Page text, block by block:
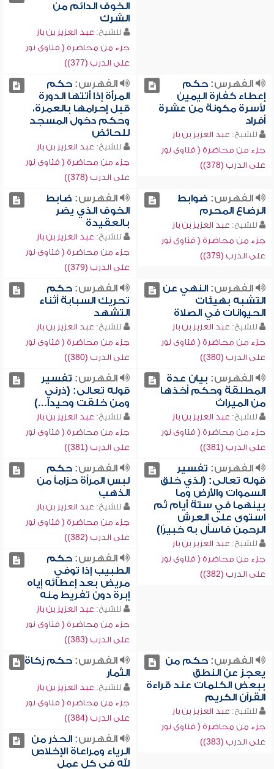
الخوف الدائم من
الشرك
للشيخ: عبد العزيز بن باز
جزء من محاضرة ( فتاوى نور
على الدرب (377))
الفهرس:حكم
إعطاء كفارة اليمين
لأسرة مكونة من عشرة
أفراد
للشيخ: عبد العزيز بن باز
جزء من محاضرة ( فتاوى نور
على الدرب (378))
الفهرس:حكم
المرأة إذا أتتها الدورة
قبل إحرامها بالعمرة،
وحكم دخول المسجد
للحائض
للشيخ: عبد العزيز بن باز
جزء من محاضرة ( فتاوى نور
على الدرب (378))
الفهرس: ضوابط
الرضاع المحرم
للشيخ: عبد العزيز بن باز
جزء من محاضرة ( فتاوى نور
على الدرب (379))
الفهرس: ضابط
الخوف الذي يضر
بالعقيدة
للشيخ: عبد العزيز بن باز
جزء من محاضرة ( فتاوى نور
على الدرب (379))
الفهرس:النهي عن
التشبه بهيئات
الحيوانات في الصلاة
للشيخ: عبد العزيز بن باز
جزء من محاضرة ( فتاوى نور
على الدرب (380))
الفهرس:حكم
تحريك السبابة أثناء
التشهد
للشيخ: عبد العزيز بن باز
جزء من محاضرة ( فتاوى نور
على الدرب (380))
الفهرس: بيان عدة
المطلقة وحكم أخذها
من الميراث
للشيخ: عبد العزيز بن باز
جزء من محاضرة ( فتاوى نور
على الدرب (381))
الفهرس: تفسير
قوله تعالى: (ذرني
ومن خلقت وحيداً...)
للشيخ: عبد العزيز بن باز
جزء من محاضرة ( فتاوى نور
على الدرب (381))
الفهرس: تفسير
قوله تعالى: (لذي خلق
السموات والأرض وما
بينهما في ستة أيام ثم
استوى على العرش
الرحمن فاسأل به خبيرًا)
للشيخ: عبد العزيز بن باز
جزء من محاضرة ( فتاوى نور
على الدرب (382))
الفهرس:حكم
لبس المرأة حزاماً من
الذهب
للشيخ: عبد العزيز بن باز
جزء من محاضرة ( فتاوى نور
على الدرب (382))
الفهرس:حكم
الطبيب إذا توفي
مريض بعد إعطائه إياه
إبرة دون تفريط منه
للشيخ: عبد العزيز بن باز
جزء من محاضرة ( فتاوى نور
على الدرب (383))
الفهرس:حكم من
يعجز عن النطق
ببعض الكلمات عند قراءة
القرآن الكريم
للشيخ: عبد العزيز بن باز
جزء من محاضرة ( فتاوى نور
على الدرب (383))
الفهرس:حكم زكاة
الثمار
للشيخ: عبد العزيز بن باز
جزء من محاضرة ( فتاوى نور
على الدرب (384))
الفهرس:الحذر من
الرياء ومراعاة الإخلاص
لله في كل عمل